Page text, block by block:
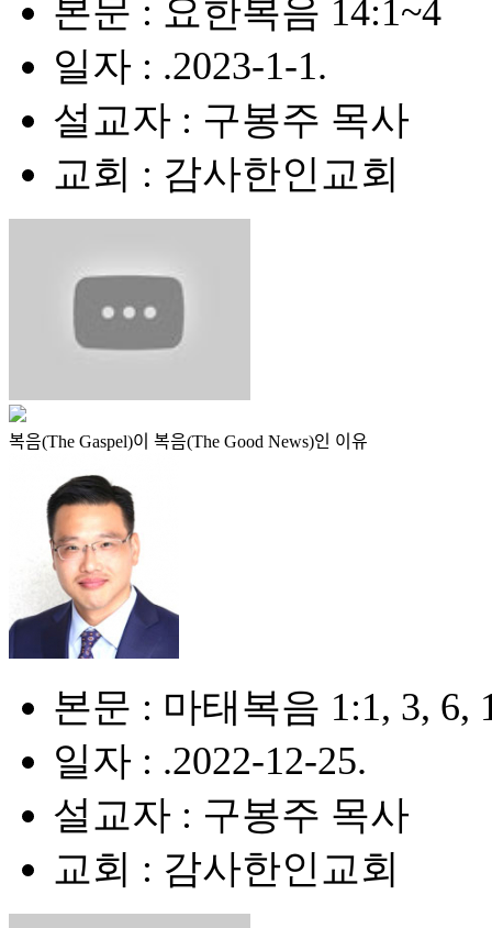
본문 : 요한복음 14:1~4
일자 : .2023-1-1.
설교자 : 구봉주 목사
교회 : 감사한인교회
복음(The Gaspel)이 복음(The Good News)인 이유
본문 : 마태복음 1:1, 3, 6,
일자 : .2022-12-25.
설교자 : 구봉주 목사
교회 : 감사한인교회